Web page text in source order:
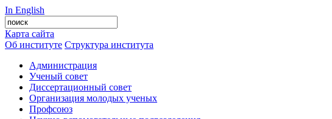
In English
Карта сайта
Об институте Структура института
Администрация
Ученый совет
Диссертационный совет
Организация молодых ученых
Профсоюз